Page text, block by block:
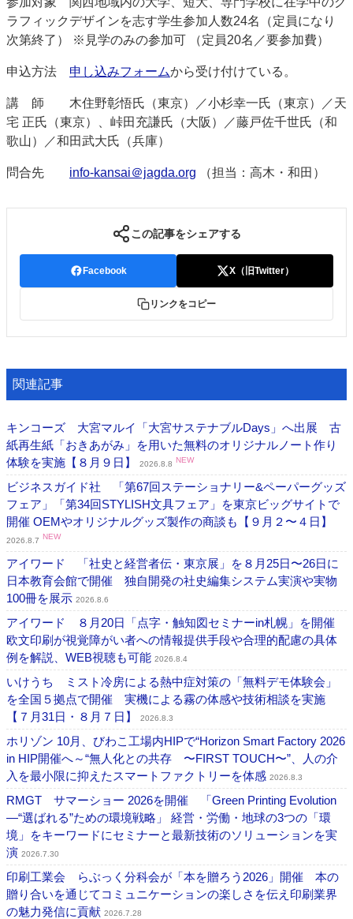
ラフィックデザインを志す学生参加人 数24名（定員になり
次第終了） ※見学のみの参加可 （定員20名／要参加費）
申込方法 申し込みフォームから受け付けている。
講 師 木住野彰悟氏（東京）／小杉幸一氏（東京）／天
宅 正氏（東京）、峠田充謙氏（大阪）／藤戸佐千世氏（和
歌山）／和田武大氏（兵庫）
問合先 info-kansai＠jagda.org （担当：高木・和田）
この記事をシェアする
Facebook X（旧Twitter）
リンクをコピー
関連記事
キンコーズ 大宮マルイ「大宮サステナブルDays」へ出展 古
紙再生紙「おきあがみ」を用いた無料のオリジナルノート作り
体験を実施【８月９日】
2026.8.8 NEW
ビジネスガイド社 「第67回ステーショナリー&ペーパーグッズ
フェア」「第34回STYLISH文具フェア」を東京ビッグサイトで
開催 OEMやオリジナルグッズ製作の商談も【９月２〜４日】
2026.8.7 NEW
アイワード 「社史と経営者伝・東京展」を８月25日〜26日に
日本教育会館で開催 独自開発の社史編集システム実演や実物
100冊を展示 2026.8.6
アイワード ８月20日「点字・触知図セミナーin札幌」を開催
欧文印刷が視覚障がい者への情報提供手段や合理的配慮の具体
例を解説、WEB視聴も可能 2026.8.4
いけうち ミスト冷房による熱中症対策の「無料デモ体験会」
を全国５拠点で開催 実機による霧の体感や技術相談を実施
【７月31日・８月７日】
2026.8.3
ホリゾン 10月、びわこ工場内HIPで“Horizon Smart Factory 2026
in HIP開催へ～“無人化との共存 〜FIRST TOUCH〜”、人の介
入を最小限に抑えたスマートファクトリーを体感 2026.8.3
RMGT サマーショー 2026を開催 「Green Printing Evolution
―“選ばれる”ための環境戦略」 経営・労働・地球の3つの「環
境」をキーワードにセミナーと最新技術のソリューションを実
演 2026.7.30
印刷工業会 らぶっく分科会が「本を贈ろう2026」開催 本の
贈り合いを通じてコミュニケーションの楽しさを伝え印刷業界
の魅力発信に貢献 2026.7.28